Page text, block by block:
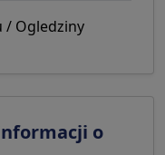
/ Ogledziny
o